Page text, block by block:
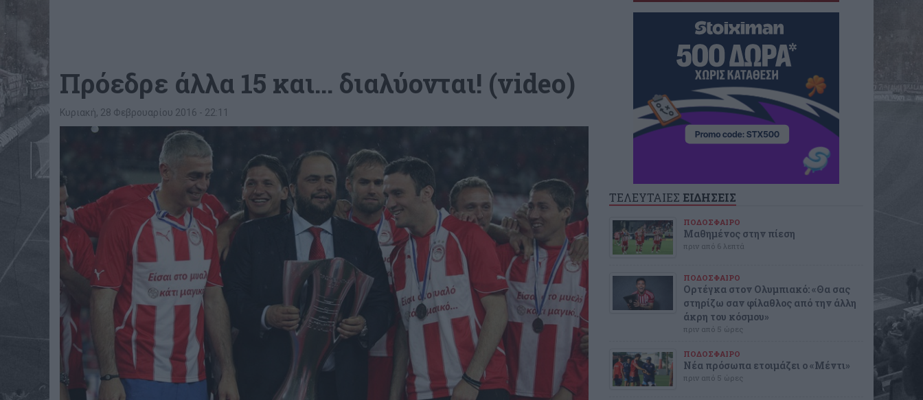
Πρόεδρε άλλα 15 και... διαλύονται! (video)
Κυριακή, 28 Φεβρουαρίου 2016 - 22:11
ΤΕΛΕΥΤΑΙΕΣ ΕΙΔΗΣΕΙΣ
ΠΟΔΟΣΦΑΙΡΟ
Μαθημένος στην πίεση
πριν από 6 λεπτά
ΠΟΔΟΣΦΑΙΡΟ
Ορτέγκα στον Ολυμπιακό: «Θα σας
στηρίζω σαν φίλαθλος από την άλλη
άκρη του κόσμου»
πριν από 5 ώρες
ΠΟΔΟΣΦΑΙΡΟ
Νέα πρόσωπα ετοιμάζει ο «Μέντι»
πριν από 5 ώρες